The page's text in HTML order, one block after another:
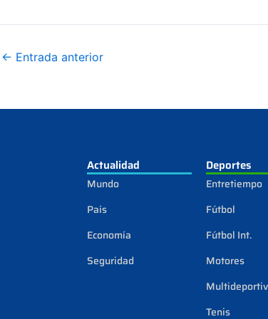
← Entrada anterior
Actualidad
Mundo
País
Economía
Seguridad
Deportes
Entretiempo
Fútbol
Fútbol Int.
Motores
Tenis